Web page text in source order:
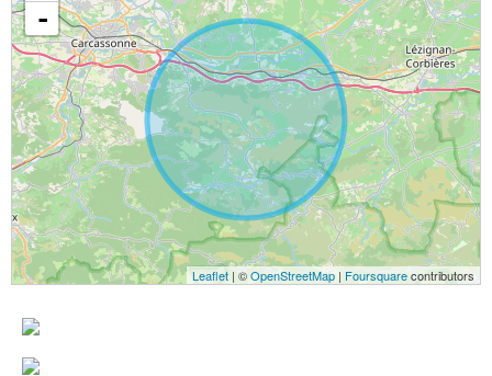
-
Leaflet | ©OpenStreetMap | Foursquarecontributors